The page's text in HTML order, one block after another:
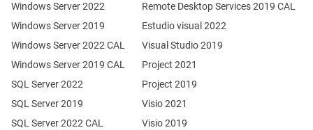
Windows Server 2022
Windows Server 2019
SQL Server 2022
SQL Server 2019
Windows Server 2022 CAL
Windows Server 2019 CAL
SQL Server 2022 CAL
Remote Desktop Services 2019 CAL
Estudio visual 2022
Visual Studio 2019
Project 2021
Project 2019
Visio 2021
Visio 2019